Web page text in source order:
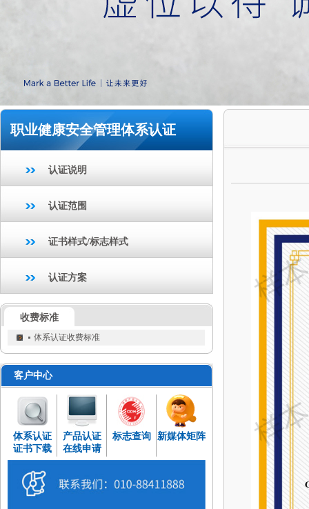
职业健康安全管理体系认证
认证说明
认证范围
证书样式/标志样式
认证方案
收费标准
体系认证收费标准
客户中心
体系认证
证书下载
产品认证
在线申请
标志查询 新媒体矩阵